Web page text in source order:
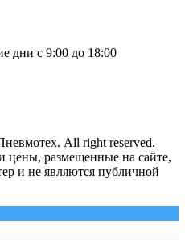
дни с 9:00 до 18:00
All right reserved.
размещенные на сайте,
и не являются публичной